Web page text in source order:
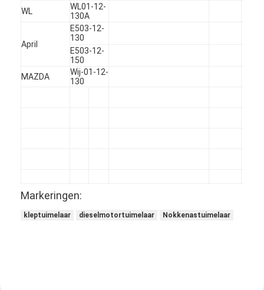
Motor van een autokleppen
Cilinderkopreparaties
TRAPASkatrol
cilinderkoppakking
WL
WL01-12-
130A
April
E503-12-
130
E503-12-
150
MAZDA
Wij-01-12-
130
Markeringen:
kleptuimelaar dieselmotortuimelaar Nokkenastuimelaar